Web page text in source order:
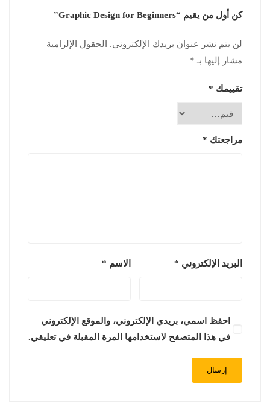
كن أول من يقيم “Graphic Design for Beginners”
لن يتم نشر عنوان بريدك الإلكتروني.
الحقول الإلزامية
مشار إليها بـ *
تقييمك *
مراجعتك *
الاسم * البريد الإلكتروني *
احفظ اسمي، بريدي الإلكتروني، والموقع الإلكتروني
في هذا المتصفح لاستخدامها المرة المقبلة في تعليقي.